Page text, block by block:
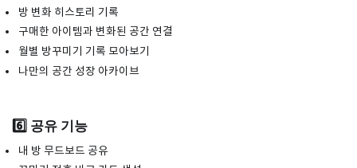
방 변화 히스토리 기록
구매한 아이템과 변화된 공간 연결
월별 방꾸미기 기록 모아보기
나만의 공간 성장 아카이브
6️⃣ 공유 기능
내 방 무드보드 공유